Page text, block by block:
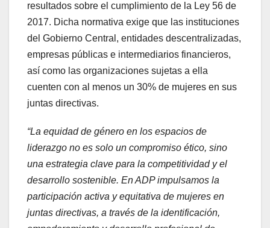
resultados sobre el cumplimiento de la Ley 56 de
2017. Dicha normativa exige que las instituciones
del Gobierno Central, entidades descentralizadas,
empresas públicas e intermediarios financieros,
así como las organizaciones sujetas a ella
cuenten con al menos un 30% de mujeres en sus
juntas directivas.
“La equidad de género en los espacios de
liderazgo no es solo un compromiso ético, sino
una estrategia clave para la competitividad y el
desarrollo sostenible. En ADP impulsamos la
participación activa y equitativa de mujeres en
juntas directivas, a través de la identificación,